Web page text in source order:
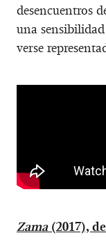
desencuentros
una
verse
Zama(2017),